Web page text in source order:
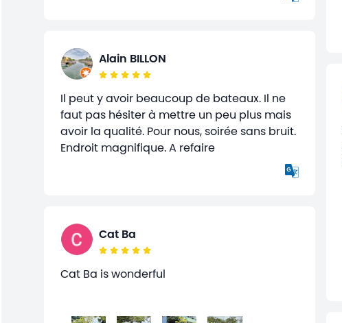
Alain BILLON
Il peut y avoir beaucoup de bateaux. Il ne
faut pas hésiter à mettre un peu plus mais
avoir la qualité. Pour nous, soirée sans bruit.
Endroit magnifique. A refaire
Cat Ba
Cat Ba is wonderful